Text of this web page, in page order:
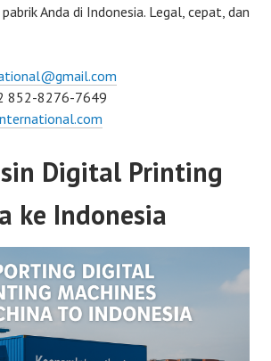
Anda di Indonesia. Legal, cepat, dan
852-8276-7649
Digital Printing
ke Indonesia